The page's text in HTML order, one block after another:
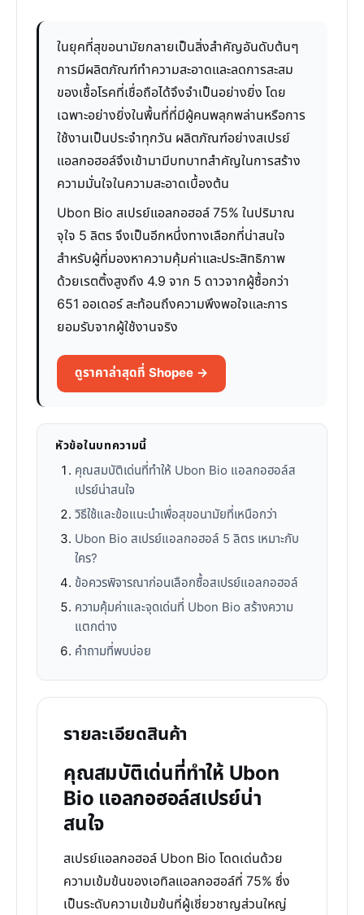
ในยุคที่สุขอนามัยกลายเป็นสิ่งสำคัญอันดับต้นๆ
การมีผลิตภัณฑ์ทำความสะอาดและลดการสะสม
ของเชื้อโรคที่เชื่อถือได้จึงจำเป็นอย่างยิ่ง โดย
เฉพาะอย่างยิ่งในพื้นที่ที่มีผู้คนพลุกพล่านหรือการ
ใช้งานเป็นประจำทุกวัน ผลิตภัณฑ์อย่างสเปรย์
แอลกอฮอล์จึงเข้ามามีบทบาทสำคัญในการสร้าง
ความมั่นใจในความสะอาดเบื้องต้น
Ubon Bio สเปรย์แอลกอฮอล์ 75% ในปริมาณ
จุใจ 5 ลิตร จึงเป็นอีกหนึ่งทางเลือกที่น่าสนใจ
สำหรับผู้ที่มองหาความคุ้มค่าและประสิทธิภาพ
ด้วยเรตติ้งสูงถึง 4.9 จาก 5 ดาวจากผู้ซื้อกว่า
651 ออเดอร์ สะท้อนถึงความพึงพอใจและการ
ยอมรับจากผู้ใช้งานจริง
ดูราคาล่าสุดที่ Shopee →
หัวข้อในบทความนี้
คุณสมบัติเด่นที่ทำให้ Ubon Bio แอลกอฮอล์ส
เปรย์น่าสนใจ
วิธีใช้และข้อแนะนำเพื่อสุขอนามัยที่เหนือกว่า
Ubon Bio สเปรย์แอลกอฮอล์ 5 ลิตร เหมาะกับ
ใคร?
ข้อควรพิจารณาก่อนเลือกซื้อสเปรย์แอลกอฮอล์
ความคุ้มค่าและจุดเด่นที่ Ubon Bio สร้างความ
แตกต่าง
คำถามที่พบบ่อย
รายละเอียดสินค้า
คุณสมบัติเด่นที่ทำให้ Ubon
Bio แอลกอฮอล์สเปรย์น่า
สนใจ
สเปรย์แอลกอฮอล์ Ubon Bio โดดเด่นด้วย
ความเข้มข้นของเอทิลแอลกอฮอล์ที่ 75% ซึ่ง
เป็นระดับความเข้มข้นที่ผู้เชี่ยวชาญส่วนใหญ่